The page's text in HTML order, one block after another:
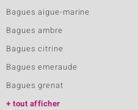
Bagues aigue-marine
Bagues ambre
Bagues citrine
Bagues emeraude
Bagues grenat
tout afficher